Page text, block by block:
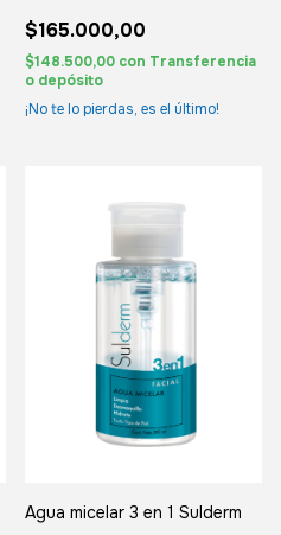
$165.000,00
$148.500,00 con Transferencia
o depósito
¡No te lo pierdas, es el último!
Agua micelar 3 en 1 Sulderm